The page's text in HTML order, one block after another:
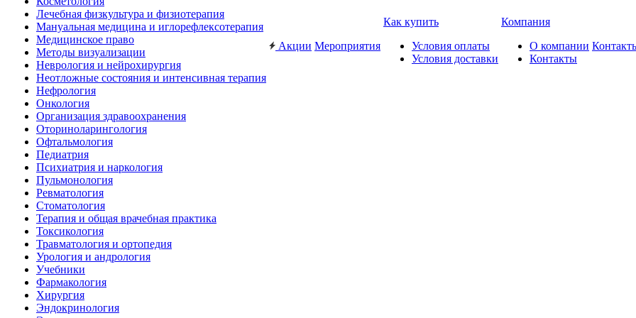
Лечебная физкультура и физиотерапия
Мануальная медицина и иглорефлексотерапия
Медицинское право
Методы визуализации
Неврология и нейрохирургия
Неотложные состояния и интенсивная терапия
Нефрология
Онкология
Организация здравоохранения
Оториноларингология
Офтальмология
Педиатрия
Психиатрия и наркология
Пульмонология
Ревматология
Стоматология
Терапия и общая врачебная практика
Токсикология
Травматология и ортопедия
Урология и андрология
Учебники
Фармакология
Хирургия
Эндокринология
Акции Мероприятия
Как купить
Условия оплаты
Условия доставки
Компания
О компании
Контакты